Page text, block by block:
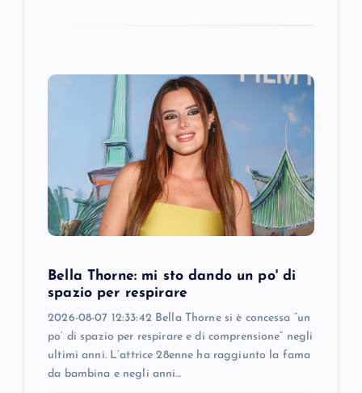
Bella Thorne: mi sto dando un po' di
spazio per respirare
2026-08-07 12:33:42 Bella Thorne si è concessa “un
po’ di spazio per respirare e di comprensione” negli
ultimi anni. L’attrice 28enne ha raggiunto la fama
da bambina e negli anni…